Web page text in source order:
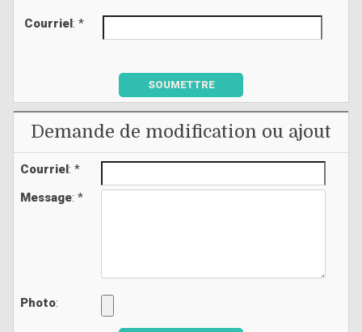
Courriel : *
SOUMETTRE
Demande de modification ou ajout
Courriel: *
Message: *
Photo: